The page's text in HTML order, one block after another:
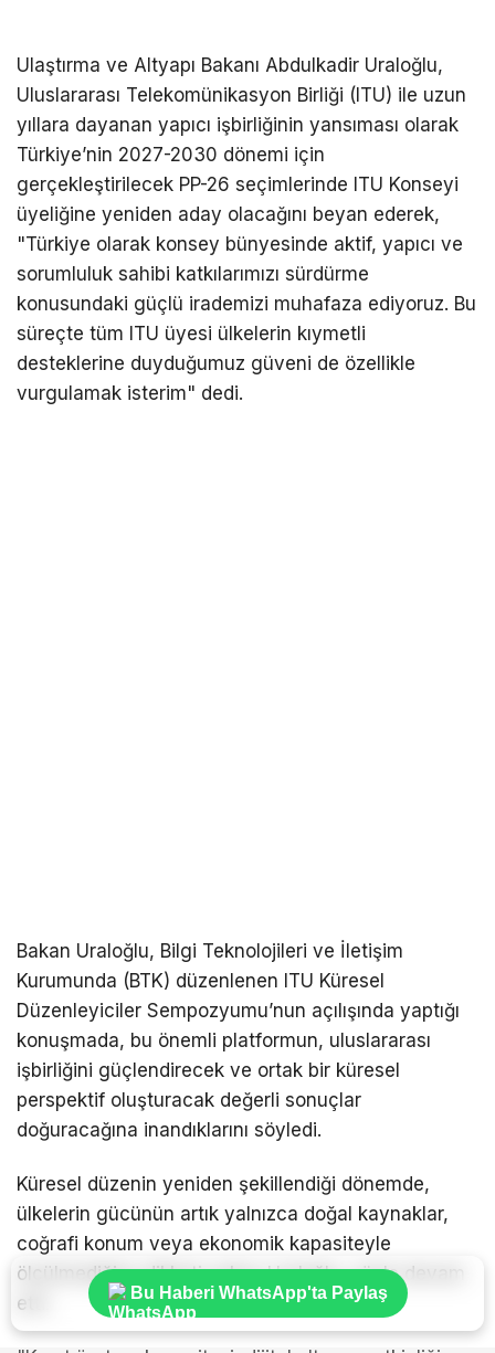
Ulaştırma ve Altyapı Bakanı Abdulkadir Uraloğlu,
Uluslararası Telekomünikasyon Birliği (ITU) ile uzun
yıllara dayanan yapıcı işbirliğinin yansıması olarak
Türkiye’nin 2027-2030 dönemi için
gerçekleştirilecek PP-26 seçimlerinde ITU Konseyi
üyeliğine yeniden aday olacağını beyan ederek,
"Türkiye olarak konsey bünyesinde aktif, yapıcı ve
sorumluluk sahibi katkılarımızı sürdürme
konusundaki güçlü irademizi muhafaza ediyoruz. Bu
süreçte tüm ITU üyesi ülkelerin kıymetli
desteklerine duyduğumuz güveni de özellikle
vurgulamak isterim" dedi.
Bakan Uraloğlu, Bilgi Teknolojileri ve İletişim
Kurumunda (BTK) düzenlenen ITU Küresel
Düzenleyiciler Sempozyumu’nun açılışında yaptığı
konuşmada, bu önemli platformun, uluslararası
işbirliğini güçlendirecek ve ortak bir küresel
perspektif oluşturacak değerli sonuçlar
doğuracağına inandıklarını söyledi.
Küresel düzenin yeniden şekillendiği dönemde,
ülkelerin gücünün artık yalnızca doğal kaynaklar,
coğrafi konum veya ekonomik kapasiteyle
ölçülmediğine dikkati çeken Uraloğlu, şöyle devam
etti:
Bu Haberi WhatsApp'ta Paylaş